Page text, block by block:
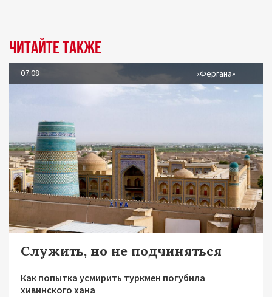
Читайте также
07.08 «Фергана»
Служить, но не подчиняться
Как попытка усмирить туркмен погубила
хивинского хана